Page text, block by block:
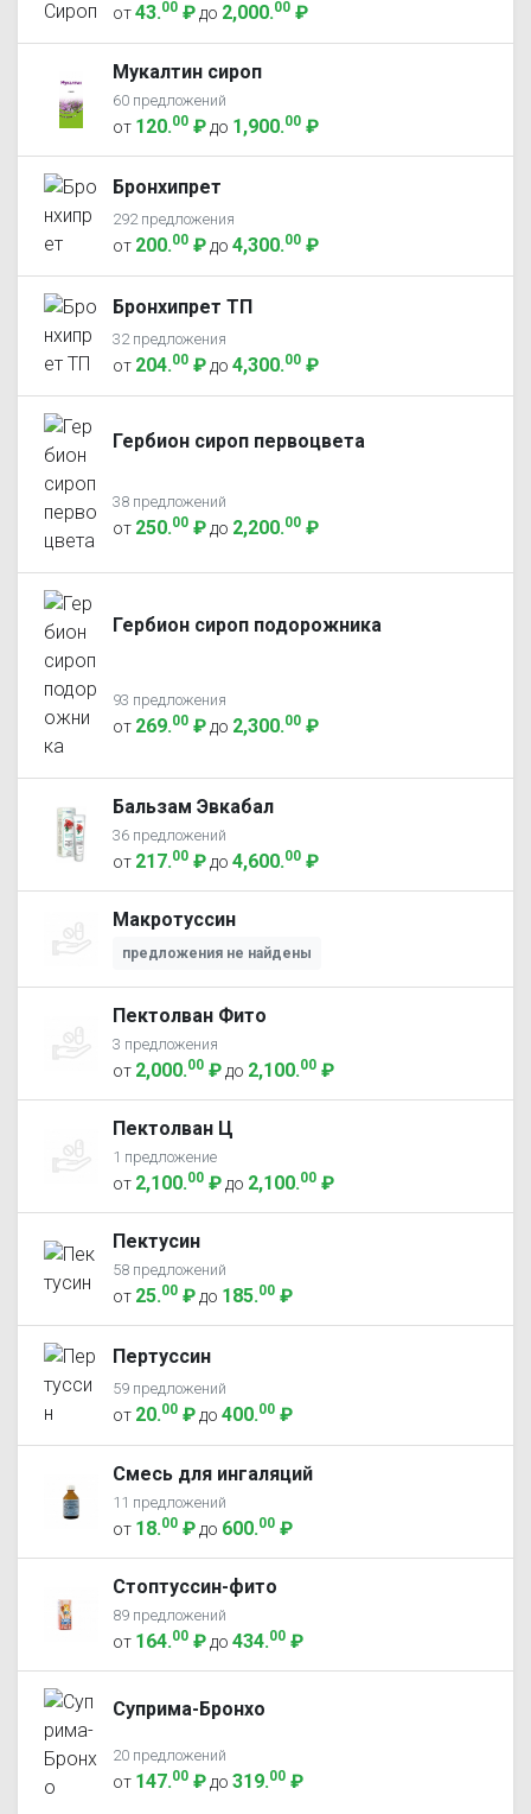
от43.00 ₽ до 2,000.00 ₽
Мукалтин сироп
60 предложений
от 120.00 ₽ до 1,900.00 ₽
Бронхипрет
292 предложения
от 200.00 ₽ до 4,300.00 ₽
Бронхипрет ТП
32 предложения
от 204.00 ₽ до 4,300.00 ₽
Гербион сироп первоцвета
38 предложений
от 250.00 ₽ до 2,200.00 ₽
Гербион сироп подорожника
93 предложения
от 269.00 ₽ до 2,300.00 ₽
Бальзам Эвкабал
36 предложений
от 217.00 ₽ до 4,600.00 ₽
Макротуссин
предложения не найдены
Пектолван Фито
3 предложения
от 2,000.00 ₽ до 2,100.00 ₽
Пектолван Ц
1 предложение
от 2,100.00 ₽ до 2,100.00 ₽
Пектусин
58 предложений
от 25.00 ₽ до 185.00 ₽
Пертуссин
59 предложений
от 20.00 ₽ до 400.00 ₽
Смесь для ингаляций
11 предложений
от 18.00 ₽ до 600.00 ₽
Стоптуссин-фито
89 предложений
от 164.00 ₽ до 434.00 ₽
Суприма-Бронхо
20 предложений
от 147.00 ₽ до 319.00 ₽